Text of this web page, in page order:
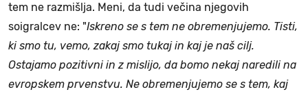
tem ne razmišlja. Meni, da tudi večina njegovih
soigralcev ne: "Iskreno se s tem ne obremenjujemo. Tisti,
ki smo tu, vemo, zakaj smo tukaj in kaj je naš cilj.
Ostajamo pozitivni in z mislijo, da bomo nekaj naredili na
evropskem prvenstvu. Ne obremenjujemo se s tem, kaj